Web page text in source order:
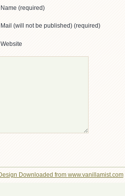
Name (required)
Mail (will not be published) (required)
Website
Design Downloaded from www.vanillamist.com